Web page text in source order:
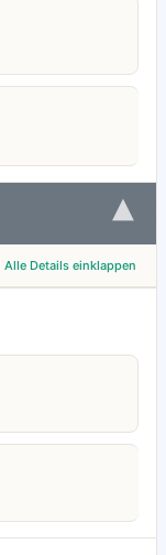
▾
Alle Details einklappen